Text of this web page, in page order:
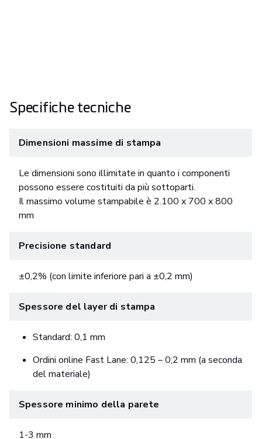
Specifiche tecniche
Dimensioni massime di stampa
Le dimensioni sono illimitate in quanto i componenti
possono essere costituiti da più sottoparti.
Il massimo volume stampabile è 2.100 x 700 x 800
mm
Precisione standard
±0,2% (con limite inferiore pari a ±0,2 mm)
Spessore del layer di stampa
Standard: 0,1 mm
Ordini online Fast Lane: 0,125 – 0,2 mm (a seconda
del materiale)
Spessore minimo della parete
1-3 mm